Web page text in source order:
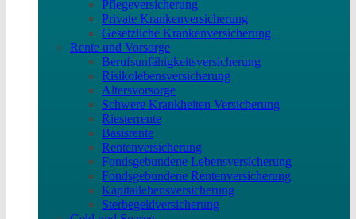
Pflegeversicherung
Private Krankenversicherung
Gesetzliche Krankenversicherung
Rente und Vorsorge
Berufs­unfähigkeitsversicherung
Risikolebensversicherung
Altersvorsorge
Schwere Krankheiten Versicherung
Riesterrente
Basisrente
Rentenversicherung
Fondsgebundene Lebensversicherung
Fondsgebundene Rentenversicherung
Kapitallebensversicherung
Sterbegeldversicherung